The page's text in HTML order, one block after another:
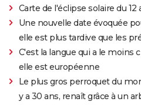
Carte de l'éclipse solaire du 12
Une nouvelle date évoquée
elle est plus tardive que les
C'est la langue qui a le moins
elle est européenne
Le plus gros perroquet du
y a 30 ans, renaît grâce à un